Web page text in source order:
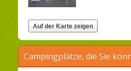
Campingplätze, die Sie